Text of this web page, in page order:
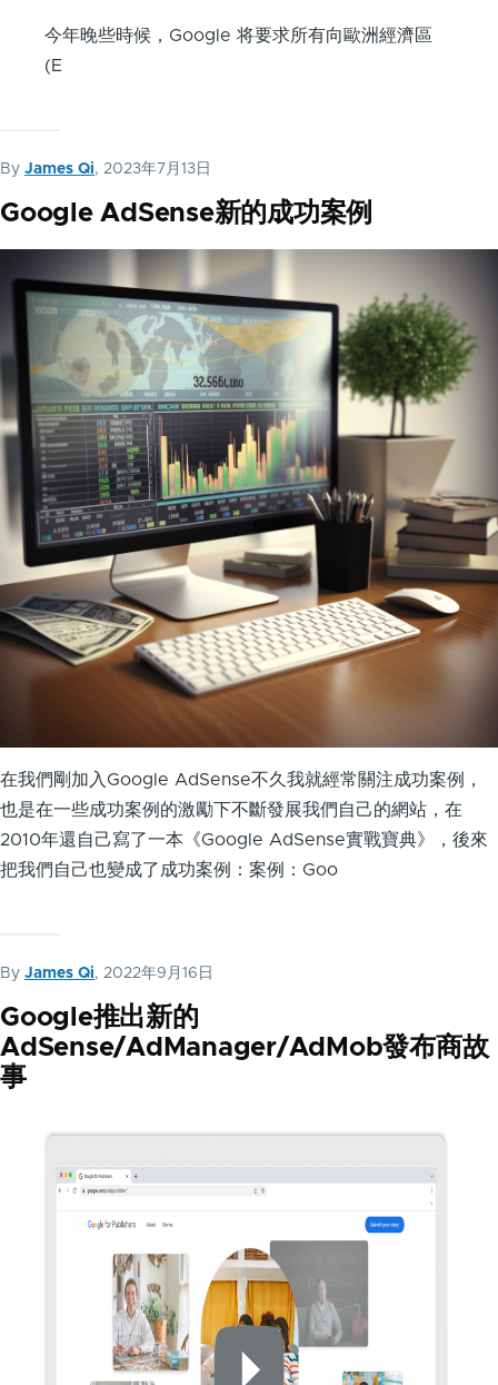
今年晚些時候，Google 将要求所有向歐洲經濟區
(E
By James Qi, 2023年7月13日
Google AdSense新的成功案例
在我們剛加入Google AdSense不久我就經常關注成功案例，
也是在一些成功案例的激勵下不斷發展我們自己的網站，在
2010年還自己寫了一本《Google AdSense實戰寶典》，後來
把我們自己也變成了成功案例：案例：Goo
By James Qi, 2022年9月16日
Google推出新的
AdSense/AdManager/AdMob發布商故
事